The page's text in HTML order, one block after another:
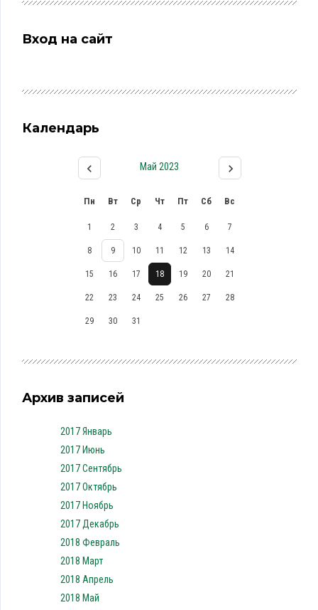
Вход на сайт
Календарь
Май 2023
Пн Вт Ср Чт Пт Сб Вс
1 2 3 4 5 6 7
8 9 10 11 12 13 14
15 16 17 18 19 20 21
22 23 24 25 26 27 28
29 30 31
Архив записей
2017 Январь
2017 Июнь
2017 Сентябрь
2017 Октябрь
2017 Ноябрь
2017 Декабрь
2018 Февраль
2018 Март
2018 Апрель
2018 Май